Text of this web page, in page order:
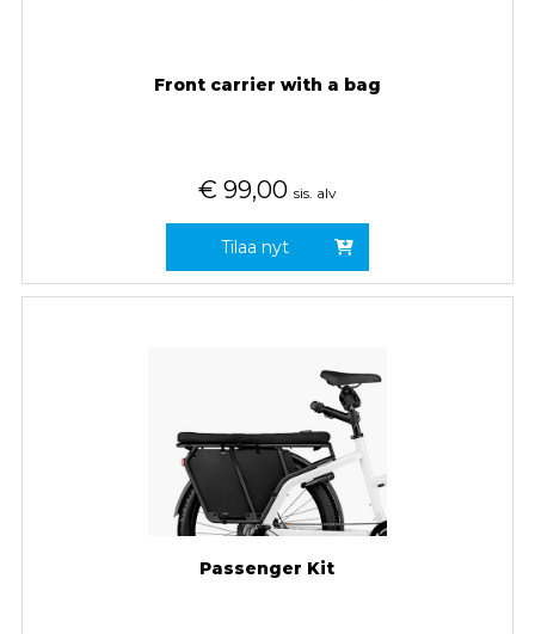
Front carrier with a bag
€ 99,00 sis. alv
Tilaa nyt
Passenger Kit